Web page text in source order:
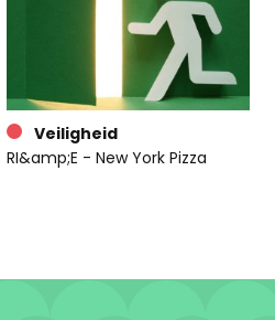
Veiligheid
RI&amp;E - New York Pizza